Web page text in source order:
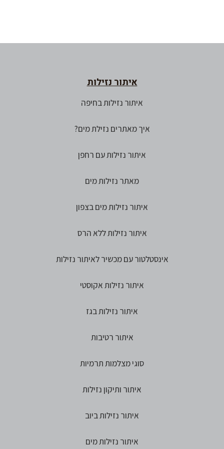
איתור נזילות
איתור נזילות בחיפה
איך מאתרים נזילת מים?
איתור נזילות עם רחפן
מאתר נזילות מים
איתור נזילות מים בצפון
איתור נזילות ללא הרס
אינסטלטור עם מכשיר לאיתור נזילות
איתור נזילות אקוסטי
איתור נזילות בגז
איתור רטיבות
סוגי מצלמות תרמיות
איתור ותיקון נזילות
איתור נזילות ביוב
איתור נזילות מים